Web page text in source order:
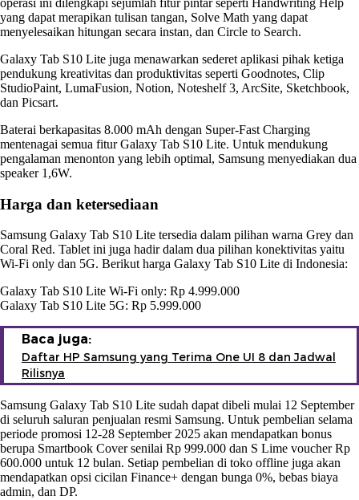
operasi ini dilengkapi sejumlah fitur pintar seperti Handwriting Help
yang dapat merapikan tulisan tangan, Solve Math yang dapat
menyelesaikan hitungan secara instan, dan Circle to Search.
Galaxy Tab S10 Lite juga menawarkan sederet aplikasi pihak ketiga
pendukung kreativitas dan produktivitas seperti Goodnotes, Clip
StudioPaint, LumaFusion, Notion, Noteshelf 3, ArcSite, Sketchbook,
dan Picsart.
Baterai berkapasitas 8.000 mAh dengan Super-Fast Charging
mentenagai semua fitur Galaxy Tab S10 Lite. Untuk mendukung
pengalaman menonton yang lebih optimal, Samsung menyediakan dua
speaker 1,6W.
Harga dan ketersediaan
Samsung Galaxy Tab S10 Lite tersedia dalam pilihan warna Grey dan
Coral Red. Tablet ini juga hadir dalam dua pilihan konektivitas yaitu
Wi-Fi only dan 5G. Berikut harga Galaxy Tab S10 Lite di Indonesia:
Galaxy Tab S10 Lite Wi-Fi only: Rp 4.999.000
Galaxy Tab S10 Lite 5G: Rp 5.999.000
Baca juga:
Daftar HP Samsung yang Terima One UI 8 dan Jadwal
Rilisnya
Samsung Galaxy Tab S10 Lite sudah dapat dibeli mulai 12 September
di seluruh saluran penjualan resmi Samsung. Untuk pembelian selama
periode promosi 12-28 September 2025 akan mendapatkan bonus
berupa Smartbook Cover senilai Rp 999.000 dan S Lime voucher Rp
600.000 untuk 12 bulan. Setiap pembelian di toko offline juga akan
mendapatkan opsi cicilan Finance+ dengan bunga 0%, bebas biaya
admin, dan DP.